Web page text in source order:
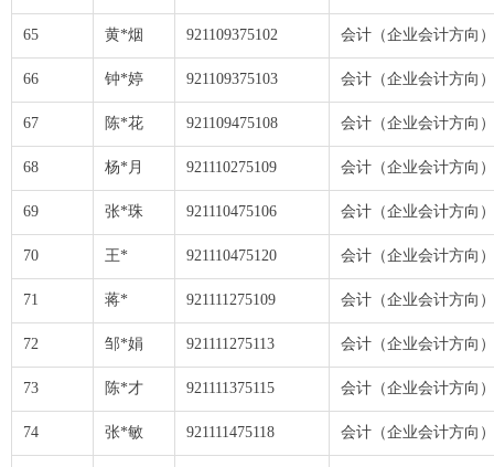
65 黄*烟 921109375102 会计（企业会计方向）
66 钟*婷 921109375103 会计（企业会计方向）
67 陈*花 921109475108 会计（企业会计方向）
68 杨*月 921110275109 会计（企业会计方向）
69 张*珠 921110475106 会计（企业会计方向）
70 王* 921110475120 会计（企业会计方向）
71 蒋* 921111275109 会计（企业会计方向）
72 邹*娟 921111275113 会计（企业会计方向）
73 陈*才 921111375115 会计（企业会计方向）
74 张*敏 921111475118 会计（企业会计方向）